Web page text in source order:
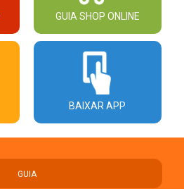
GUIA SHOP ONLINE
BAIXAR APP
GUIA